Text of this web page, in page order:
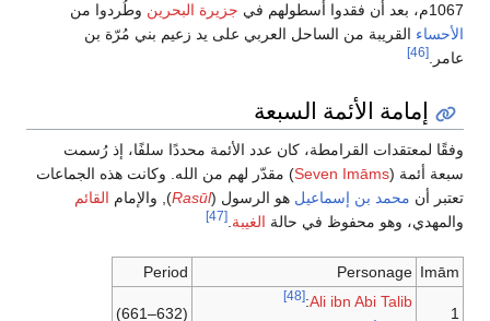
1067م، بعد أن فقدوا أسطولهم في
جزيرة البحرينوطُردوا من
الأحساءالقريبة من الساحل العربي على يد زعيم بني مُرّة بن
عامر.
إمامة الأئمة السبعة
وفقًا لمعتقدات القرامطة، كان عدد الأئمة محددًا سلفًا، إذ رُسمت
سبعة أئمة ( Seven Imāms) مقدّر لهم من الله. وكانت هذه الجماعات
تعتبر أن محمد بن إسماعيل هو الرسول ( Rasūl), والإمام القائم
والمهدي، وهو محفوظ في حالة الغيبة.
Imām
Personage
Period
1
Ali ibn Abi Talib
:
[48]